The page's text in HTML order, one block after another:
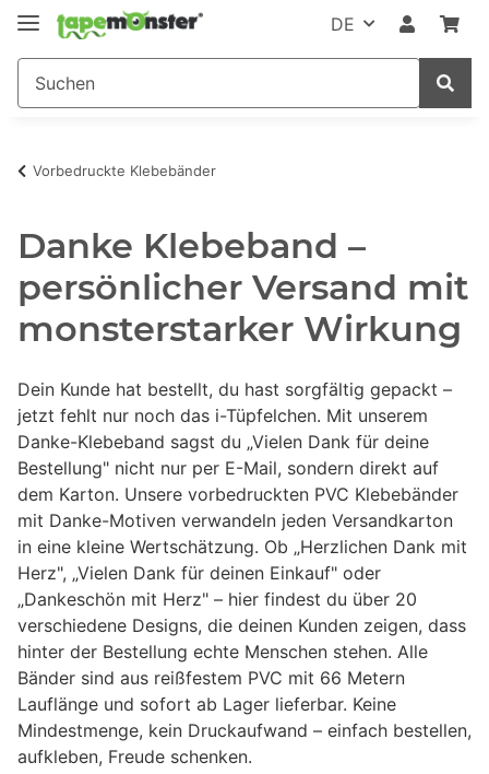
DE
Vorbedruckte Klebebänder
Danke Klebeband –
persönlicher Versand mit
monsterstarker Wirkung
Dein Kunde hat bestellt, du hast sorgfältig gepackt –
jetzt fehlt nur noch das i-Tüpfelchen. Mit unserem
Danke-Klebeband sagst du „Vielen Dank für deine
Bestellung" nicht nur per E-Mail, sondern direkt auf
dem Karton. Unsere vorbedruckten PVC Klebebänder
mit Danke-Motiven verwandeln jeden Versandkarton
in eine kleine Wertschätzung. Ob „Herzlichen Dank mit
Herz", „Vielen Dank für deinen Einkauf" oder
„Dankeschön mit Herz" – hier findest du über 20
verschiedene Designs, die deinen Kunden zeigen, dass
hinter der Bestellung echte Menschen stehen. Alle
Bänder sind aus reißfestem PVC mit 66 Metern
Lauflänge und sofort ab Lager lieferbar. Keine
Mindestmenge, kein Druckaufwand – einfach bestellen,
aufkleben, Freude schenken.